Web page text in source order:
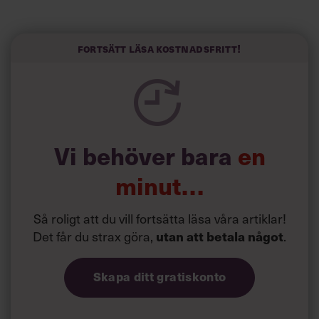
kortfattat slarviga vd-stilen.
Fortsätt läsa kostnadsfritt!
Vi behöver bara en
minut…
Så roligt att du vill fortsätta läsa våra artiklar!
Det får du strax göra, utan att betala något.
Skapa ditt gratiskonto